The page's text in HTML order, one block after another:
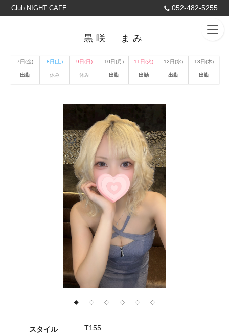
Club NIGHT CAFE 052-482-5255
黒咲 まみ
7日(金) 8日(土) 9日(日) 10日(月) 11日(火) 12日(水) 13日(木)
出勤 休み 休み 出勤 出勤 出勤 出勤
◆ ◇ ◇ ◇ ◇ ◇
スタイル T155